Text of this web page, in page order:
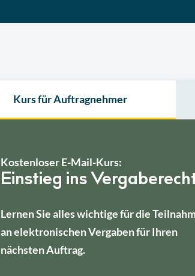
Kurs für Auftragnehmer
Kostenloser E-Mail-Kurs:
Einstieg ins
Lernen Sie alles wichtige für die
an elektronischen Vergaben für Ihren
nächsten Auftrag.